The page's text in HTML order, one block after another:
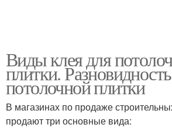
Виды клея для
плитки. Разновидность
потолочной плитки
В магазинах по продаже
продают три основные вида: